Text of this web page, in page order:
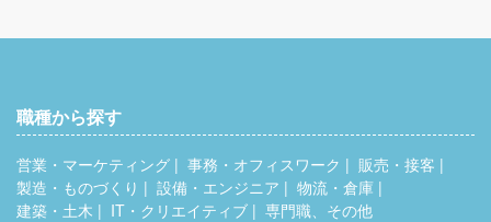
職種から探す
営業・マーケティング 事務・オフィスワーク
販売・接客
製造・ものづくり
設備・エンジニア
物流・倉庫
建築・土木
IT・クリエイティブ 専門職、その他